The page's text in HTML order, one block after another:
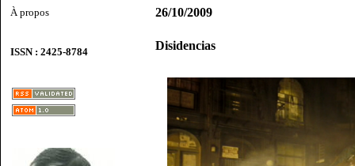
À propos
ISSN : 2425-8784
26/10/2009
Disidencias